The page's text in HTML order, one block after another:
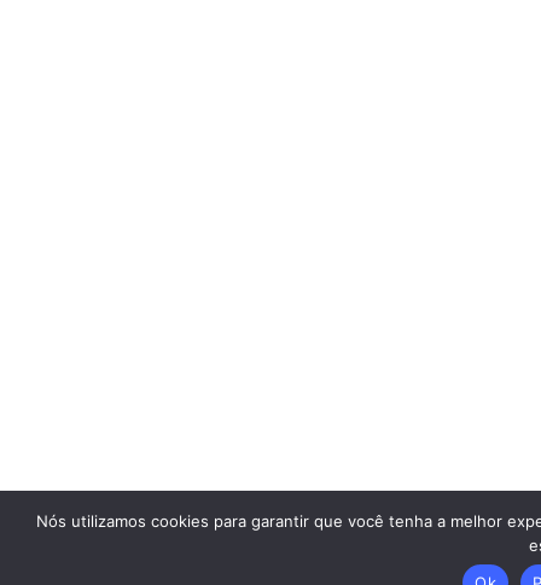
Nós utilizamos cookies para garantir que você tenha a melhor